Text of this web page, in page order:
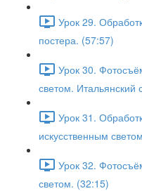
Урок 29.
постера. (57:57)
Урок 30.
светом. Итальянский
Урок 31.
искусственным
Урок 32.
светом. (32:15)